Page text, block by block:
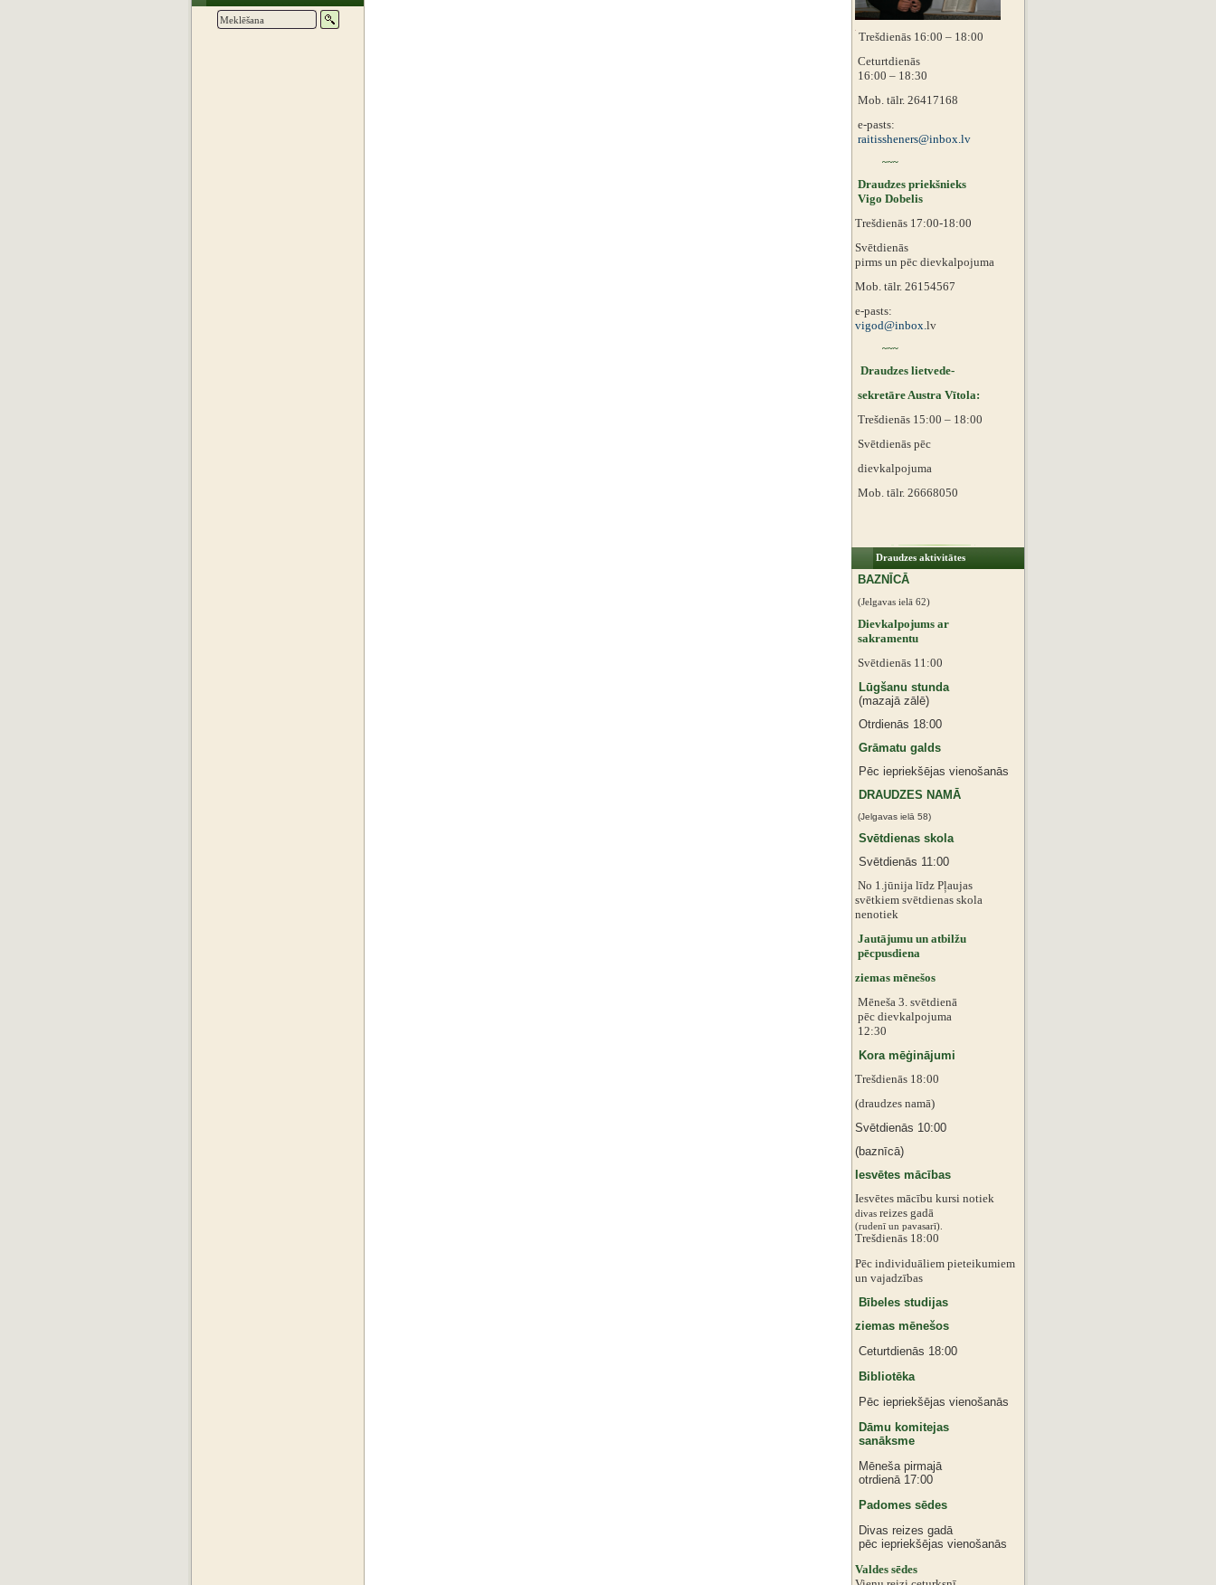
Trešdienās 16:00 – 18:00
Ceturtdienās
16:00 – 18:30
Mob. tālr. 26417168
e-pasts:
raitissheners@inbox.lv
~~~
Draudzes priekšnieks
Vigo Dobelis
Trešdienās 17:00-18:00
Svētdienās
pirms un pēc dievkalpojuma
Mob. tālr. 26154567
e-pasts:
vigod@inbox.lv
~~~
Draudzes lietvede-
sekretāre Austra Vītola:
Trešdienās 15:00 – 18:00
Svētdienās pēc
dievkalpojuma
Mob. tālr. 26668050
Draudzes aktivitātes
BAZNĪCĀ
(Jelgavas ielā 62)
Dievkalpojums ar
sakramentu
Svētdienās 11:00
Lūgšanu stunda
(mazajā zālē)
Otrdienās 18:00
Grāmatu galds
Pēc iepriekšējas vienošanās
DRAUDZES NAMĀ
(Jelgavas ielā 58)
Svētdienas skola
Svētdienās 11:00
No 1.jūnija līdz Pļaujas
svētkiem svētdienas skola
nenotiek
Jautājumu un atbilžu
pēcpusdiena
ziemas mēnešos
Mēneša 3. svētdienā
pēc dievkalpojuma
12:30
Kora mēģinājumi
Trešdienās 18:00
(draudzes namā)
Svētdienās 10:00
(baznīcā)
Iesvētes mācības
Iesvētes mācību kursi notiek
divas reizes gadā
‌‌(rudenī un pavasarī).
Trešdienās 18:00
Pēc individuāliem pieteikumiem
‌un vajadzības
Bībeles studijas
ziemas mēnešos
Ceturtdienās 18:00
Bibliotēka
Pēc iepriekšējas vienošanās
Dāmu komitejas
sanāksme
Mēneša pirmajā
otrdienā 17:00
Padomes sēdes
Divas reizes gadā
pēc iepriekšējas vienošanās
‌Valdes sēdes